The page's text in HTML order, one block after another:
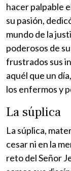
hacer palpable
su pasión,
mundo de la
poderosos de
frustrados sus
aquél que un
los enfermos y
La súplica
La súplica,
cesar ni en la
reto del Señor